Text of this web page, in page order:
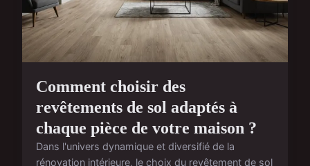
Comment choisir des
revêtements de sol adaptés à
chaque pièce de votre maison ?
Dans l'univers dynamique et diversifié de la
rénovation intérieure, le choix du revêtement de sol